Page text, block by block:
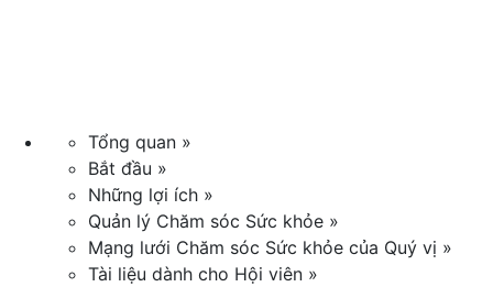
Tổng quan »
Bắt đầu »
Những lợi ích »
Quản lý Chăm sóc Sức khỏe »
Mạng lưới Chăm sóc Sức khỏe của Quý vị »
Tài liệu dành cho Hội viên »